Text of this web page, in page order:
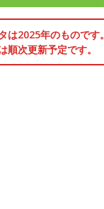
は2025年のものです。
順次更新予定です。